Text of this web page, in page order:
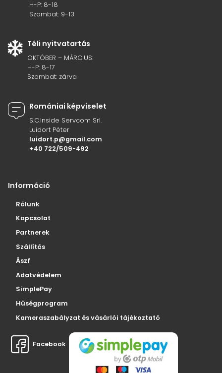
H-P: 8-18
Szombat: 9-13
Téli nyitvatartás
OKTÓBER – MÁRCIUS:
H-P: 8-17
Szombat: zárva
Romániai képviselet
S.C.Inside Servcom Srl.
Luidort Péter
luidort.p@gmail.com
+40 722/509-492
Információ
Rólunk
Kapcsolat
Partnerek
Szállítás
Ászf
Adatvédelem
SimplePay
Hűségprogram
Kameraszabályzat és vásárlói tájékoztató
Facebook